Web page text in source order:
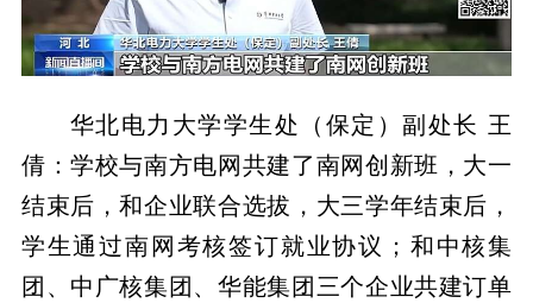
华北电力大学学生处（保定）副处长 王
倩：学校与南方电网共建了南网创新班，大一
结束后，和企业联合选拔，大三学年结束后，
学生通过南网考核签订就业协议；和中核集
团、中广核集团、华能集团三个企业共建订单